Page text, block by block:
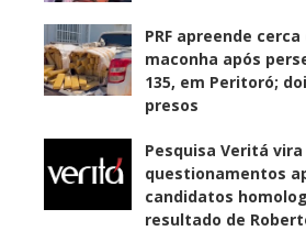
PRF apreende
maconha após
135, em Peritoró;
presos
Pesquisa Veritá
questionamentos
candidatos
resultado de